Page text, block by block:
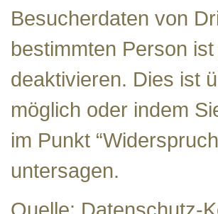
Besucherdaten von
bestimmten Person
deaktivieren. Dies ist
möglich oder indem
im Punkt
untersagen.